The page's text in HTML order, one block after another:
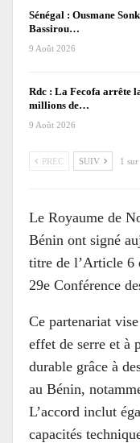
Sénégal : Ousmane
Bassirou…
9 Août 2026
Rdc : La Fecofa arrête
millions de…
9 Août 2026
PREC SUIV 1
Le Royaume de
Bénin ont signé
titre de l’Article 6
29e Conférence
Ce partenariat
effet de serre et à
durable grâce à
au Bénin,
L’accord inclut
capacités